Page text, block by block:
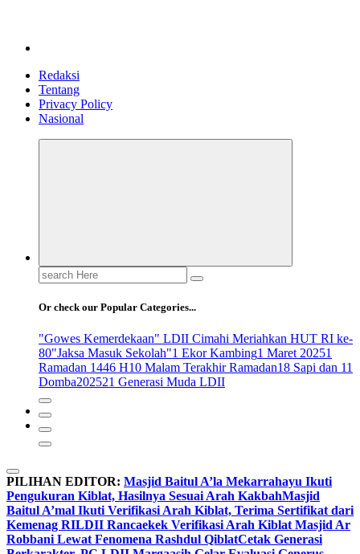
Redaksi
Tentang
Privacy Policy
Nasional
Search
for:
Or check our Popular Categories...
"Gowes Kemerdekaan" LDII Cimahi Meriahkan HUT RI ke-
80"Jaksa Masuk Sekolah"1 Ekor Kambing1 Maret 20251
Ramadan 1446 H10 Malam Terakhir Ramadan18 Sapi dan 11
Domba202521 Generasi Muda LDII
PILIHAN EDITOR: Masjid Baitul A’la Mekarrahayu Ikuti
Pengukuran Kiblat, Hasilnya Sesuai Arah KakbahMasjid
Baitul A’mal Ikuti Verifikasi Arah Kiblat, Terima Sertifikat dari
Kemenag RILDII Rancaekek Verifikasi Arah Kiblat Masjid Ar
Robbani Lewat Fenomena Rashdul QiblatCetak Generasi